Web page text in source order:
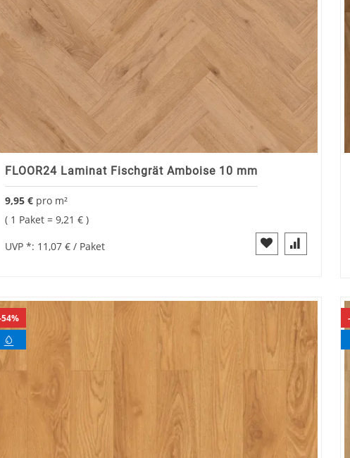
FLOOR24 Laminat Fischgrät Amboise 10 mm
9,95 € pro m²
1 Paket =9,21 €
UVP *: 11,07 € / Paket
54%